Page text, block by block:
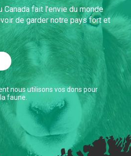
Canada fait l’envie du monde
de garder notre pays fort et
nous utilisons vos dons pour
faune.